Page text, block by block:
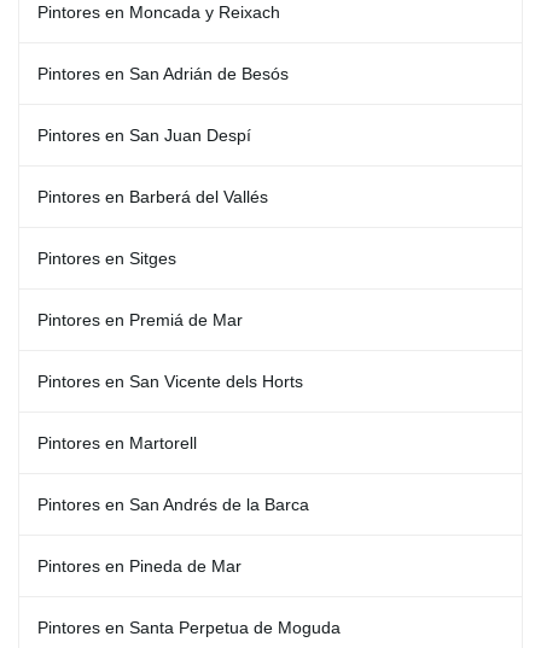
Pintores en Moncada y Reixach
Pintores en San Adrián de Besós
Pintores en San Juan Despí
Pintores en Barberá del Vallés
Pintores en Sitges
Pintores en Premiá de Mar
Pintores en San Vicente dels Horts
Pintores en Martorell
Pintores en San Andrés de la Barca
Pintores en Pineda de Mar
Pintores en Santa Perpetua de Moguda